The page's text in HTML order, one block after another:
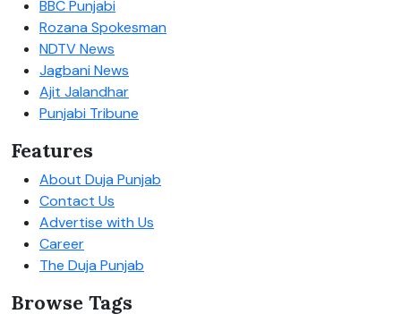
BBC Punjabi
Rozana Spokesman
NDTV News
Jagbani News
Ajit Jalandhar
Punjabi Tribune
Features
About Duja Punjab
Contact Us
Advertise with Us
Career
The Duja Punjab
Browse Tags